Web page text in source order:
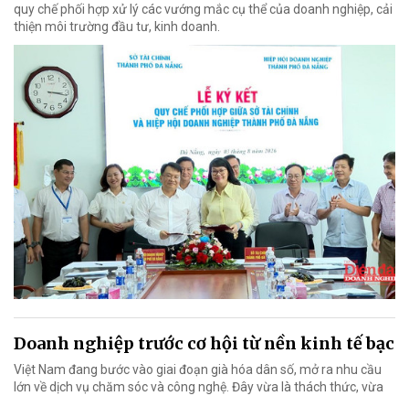
quy chế phối hợp xử lý các vướng mắc cụ thể của doanh nghiệp, cải
thiện môi trường đầu tư, kinh doanh.
Doanh nghiệp trước cơ hội từ nền kinh tế bạc
Việt Nam đang bước vào giai đoạn già hóa dân số, mở ra nhu cầu
lớn về dịch vụ chăm sóc và công nghệ. Đây vừa là thách thức, vừa